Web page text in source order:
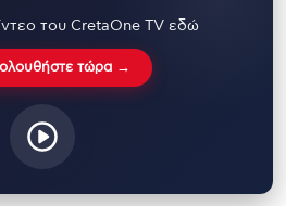
του CretaOne TV εδώ
τώρα →